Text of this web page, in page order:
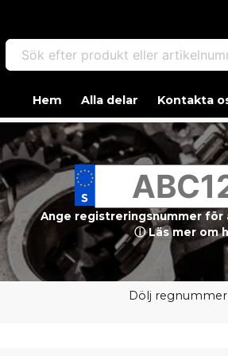
Sök efter produkt eller
Hem Alla delar Kontakta
Ange registreringsnummer
ⓘ Läs mer om
Dölj regnummer